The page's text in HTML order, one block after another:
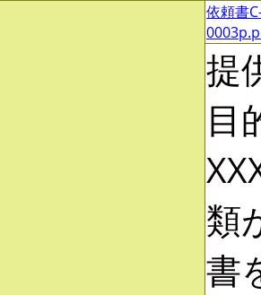
依頼書
提
目
類
書